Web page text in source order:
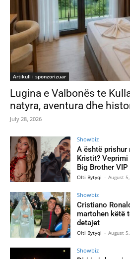
Artikull i sponzorizuar
Lugina e Valbonës te
natyra, aventura dhe
July 28, 2026
Showbiz
A është prishur
Kristit?
Big Brother VIP
Olti Bytyqi - August
Showbiz
Cristiano
martohen këtë
detajet
Olti Bytyqi - August
Showbiz